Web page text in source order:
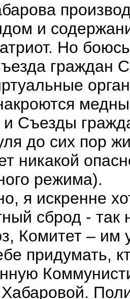
и
Но
граждан
Съезды
до сих пор
никакой
режима).
я искренне
сброд -
Комитет – им
придумать,